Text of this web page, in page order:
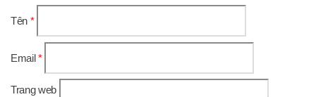
Tên *
Email*
Trang web